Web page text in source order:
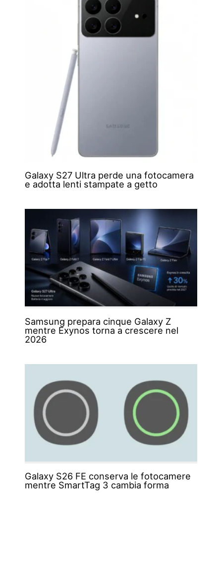
Galaxy S27 Ultra perde una fotocamera
e adotta lenti stampate a getto
Samsung prepara cinque Galaxy Z
mentre Exynos torna a crescere nel
2026
Galaxy S26 FE conserva le fotocamere
mentre SmartTag 3 cambia forma